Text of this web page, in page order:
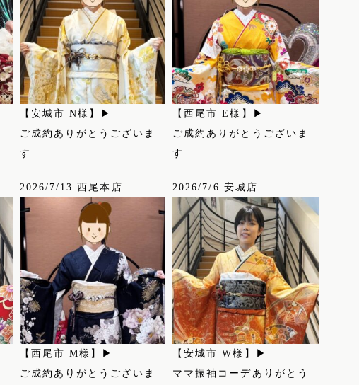
【安城市 N様】▶
ご成約ありがとうございま
す
【西尾市 E様】▶
ご成約ありがとうございま
す
2026/7/13 西尾本店
【西尾市 M様】▶
ご成約ありがとうございま
2026/7/6 安城店
【安城市 W様】▶
ママ振袖コーデありがとう